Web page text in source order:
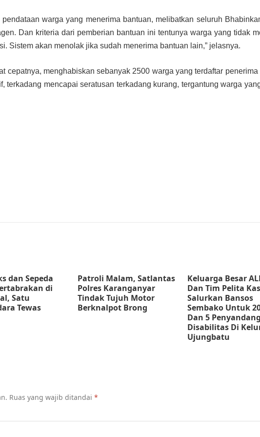
warga yang menerima bantuan, melibatkan seluruh
Dan kriteria dari pemberian bantuan ini tentunya warga yang tidak
Sistem akan menolak jika sudah menerima bantuan lain,” jelasnya.
cepatnya, menghabiskan sebanyak 2500 warga yang terdaftar penerima
terkadang mencapai seratusan terkadang kurang, tergantung warga
dan Sepeda
di
Satu
Tewas
Patroli Malam, Satlantas
Polres Karanganyar
Tindak Tujuh Motor
Berknalpot Brong
Keluarga Besar
Dan Tim Pelita
Salurkan Bansos
Sembako Untuk
Dan 5 Penyandang
Disabilitas Di
Ujungbatu
Ruas yang wajib ditandai *